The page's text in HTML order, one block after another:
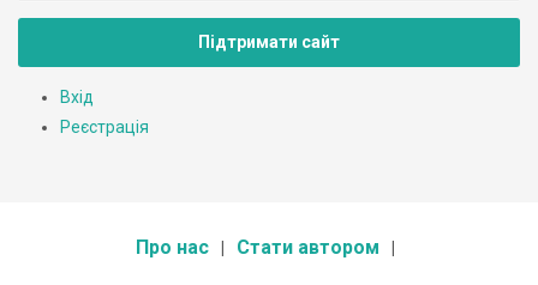
Підтримати сайт
Вхід
Реєстрація
Про нас Стати автором